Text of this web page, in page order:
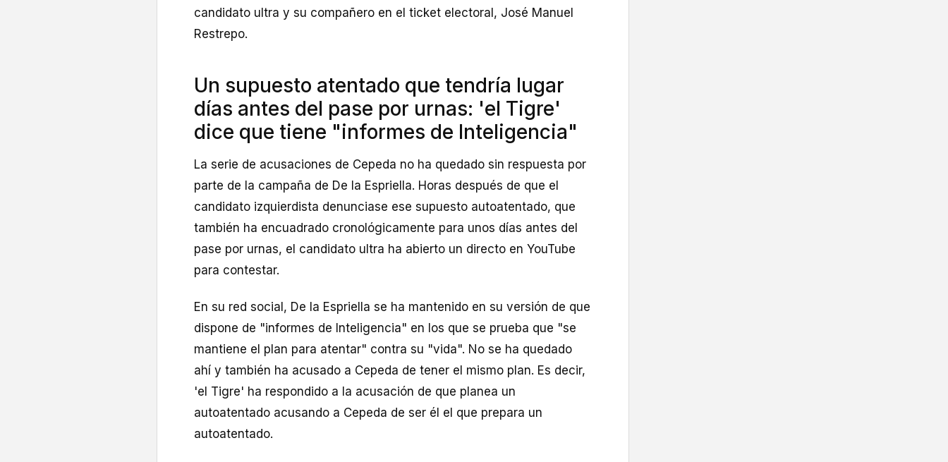
candidato ultra y su compañero en el ticket electoral, José Manuel
Restrepo.
Un supuesto atentado que tendría lugar
días antes del pase por urnas: 'el Tigre'
dice que tiene "informes de Inteligencia"
La serie de acusaciones de Cepeda no ha quedado sin respuesta por
parte de la campaña de De la Espriella. Horas después de que el
candidato izquierdista denunciase ese supuesto autoatentado, que
también ha encuadrado cronológicamente para unos días antes del
pase por urnas, el candidato ultra ha abierto un directo en YouTube
para contestar.
En su red social, De la Espriella se ha mantenido en su versión de que
dispone de "informes de Inteligencia" en los que se prueba que "se
mantiene el plan para atentar" contra su "vida". No se ha quedado
ahí y también ha acusado a Cepeda de tener el mismo plan. Es decir,
'el Tigre' ha respondido a la acusación de que planea un
autoatentado acusando a Cepeda de ser él el que prepara un
autoatentado.